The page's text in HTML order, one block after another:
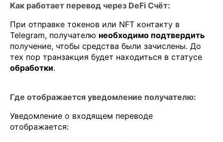
Как работает перевод через DeFi Счёт:
При отправке токенов или NFT контакту в
Telegram, получателю необходимо подтвердить
получение, чтобы средства были зачислены. До
тех пор транзакция будет находиться в статусе
обработки.
Где отображается уведомление получателю:
Уведомление о входящем переводе
отображается: